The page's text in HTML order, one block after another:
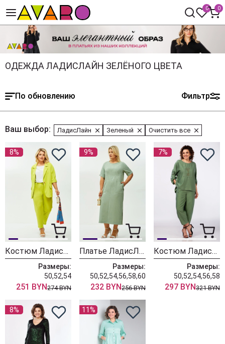
0 0
ОДЕЖДА ЛАДИСЛАЙН ЗЕЛЁНОГО ЦВЕТА
По обновлению Фильтр
Ваш выбор: ЛадисЛайн Зеленый Очистить все
8%
Костюм ЛадисЛайн 1573 салатовый
Размеры:
50,52,54
251 BYN274 BYN
9%
Платье ЛадисЛайн 1572 мята
Размеры:
50,52,54,56,58,60
232 BYN256 BYN
7%
Костюм ЛадисЛайн 1557 хаки
Размеры:
50,52,54,56,58
297 BYN321 BYN
8% 11%